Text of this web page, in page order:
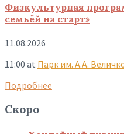
Физкультурная
семьёй на старт»
11.08.2026
11:00 at Парк им. А.А.
Подробнее
Скоро